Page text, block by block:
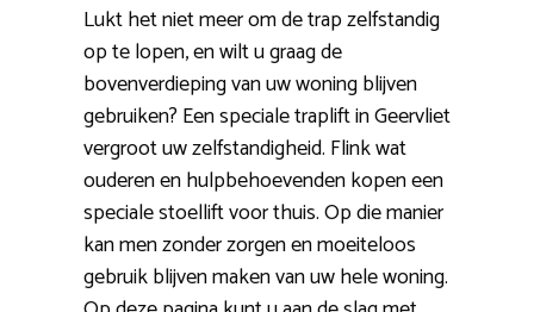
Lukt het niet meer om de trap zelfstandig
op te lopen, en wilt u graag de
bovenverdieping van uw woning blijven
gebruiken? Een speciale traplift in Geervliet
vergroot uw zelfstandigheid. Flink wat
ouderen en hulpbehoevenden kopen een
speciale stoellift voor thuis. Op die manier
kan men zonder zorgen en moeiteloos
gebruik blijven maken van uw hele woning.